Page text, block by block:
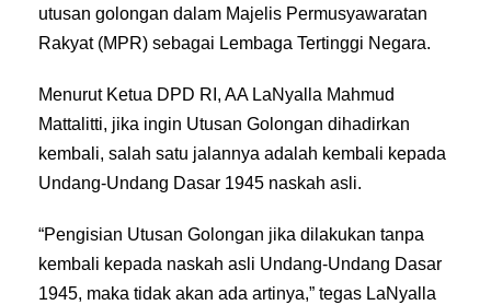
utusan golongan dalam Majelis Permusyawaratan
Rakyat (MPR) sebagai Lembaga Tertinggi Negara.
Menurut Ketua DPD RI, AA LaNyalla Mahmud
Mattalitti, jika ingin Utusan Golongan dihadirkan
kembali, salah satu jalannya adalah kembali kepada
Undang-Undang Dasar 1945 naskah asli.
“Pengisian Utusan Golongan jika dilakukan tanpa
kembali kepada naskah asli Undang-Undang Dasar
1945, maka tidak akan ada artinya,” tegas LaNyalla